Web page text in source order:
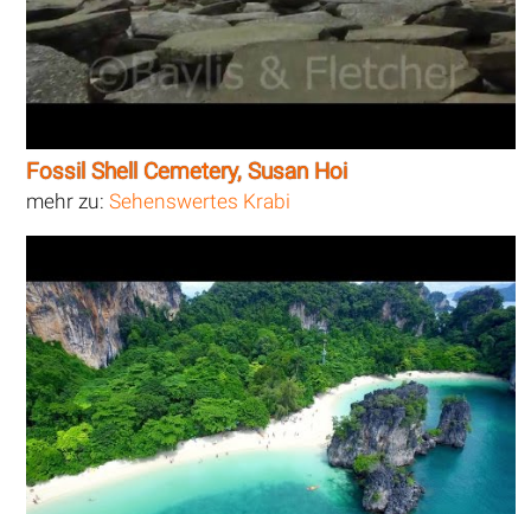
Fossil Shell Cemetery, Susan Hoi
mehr zu:Sehenswertes Krabi